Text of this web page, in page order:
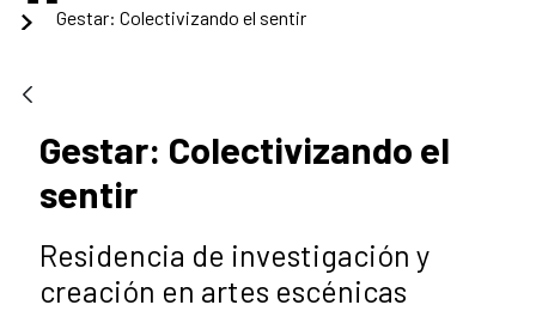
Gestar: Colectivizando el sentir
Gestar: Colectivizando el
sentir
Residencia de investigación y
creación en artes escénicas